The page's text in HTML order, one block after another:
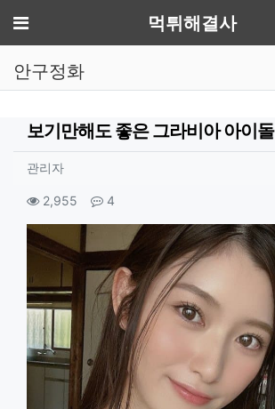
메뉴 먹튀해결사
안구정화
보기만해도 좋은 그라비아 아이돌
작성자 정보
관리자작성
컨텐츠 정보
2,955 조회 4
본문